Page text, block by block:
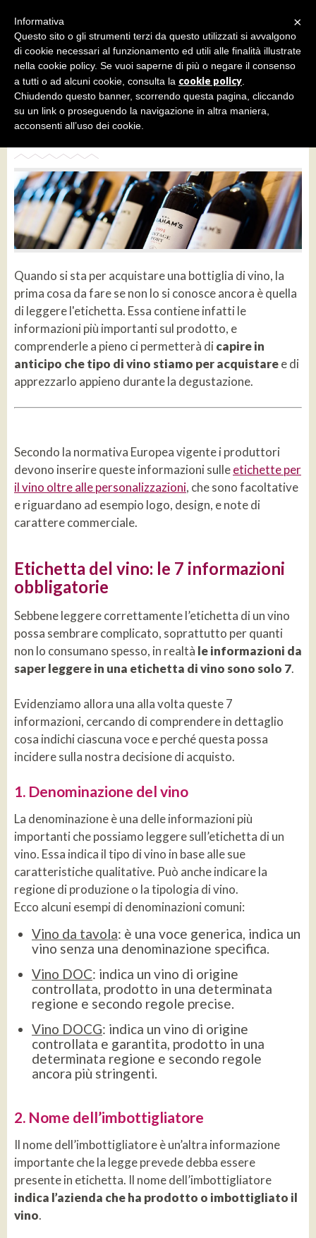
PILLOLE APPROFONDIMENTI
19 Settembre 2023 | aggiornato il:2023-09-19
Come leggere l’etichetta del
vino?
Quando si sta per acquistare una bottiglia di vino, la
prima cosa da fare se non lo si conosce ancora è quella
di leggere l'etichetta. Essa contiene infatti le
informazioni più importanti sul prodotto, e
comprenderle a pieno ci permetterà dicapire in
anticipo che tipo di vino stiamo per acquistaree di
apprezzarlo appieno durante la degustazione.
Secondo la normativa Europea vigente i produttori
devono inserire queste informazioni sulleetichette per
il vino oltre alle personalizzazioni, che sono facoltative
e riguardano ad esempio logo, design, e note di
carattere commerciale.
Etichetta del vino: le 7 informazioni
obbligatorie
Sebbene leggere correttamente l’etichetta di un vino
possa sembrare complicato, soprattutto per quanti
non lo consumano spesso, in realtà le informazioni da
saper leggere in una etichetta di vino sono solo 7.
Evidenziamo allora una alla volta queste 7
informazioni, cercando di comprendere in dettaglio
cosa indichi ciascuna voce e perché questa possa
incidere sulla nostra decisione di acquisto.
1. Denominazione del vino
La denominazione è una delle informazioni più
importanti che possiamo leggere sull’etichetta di un
vino. Essa indica il tipo di vino in base alle sue
caratteristiche qualitative. Può anche indicare la
regione di produzione o la tipologia di vino.
Ecco alcuni esempi di denominazioni comuni:
Vino da tavola: è una voce generica, indica un
vino senza una denominazione specifica.
Vino DOC: indica un vino di origine
controllata, prodotto in una determinata
regione e secondo regole precise.
Vino DOCG: indica un vino di origine
controllata e garantita, prodotto in una
determinata regione e secondo regole
ancora più stringenti.
2. Nome dell’imbottigliatore
Il nome dell’imbottigliatore è un’altra informazione
importante che la legge prevede debba essere
presente in etichetta. Il nome dell’imbottigliatore
indica l’azienda che ha prodotto o imbottigliato il
vino.
×
Informativa
Questo sito o gli strumenti terzi da questo utilizzati si avvalgono
di cookie necessari al funzionamento ed utili alle finalità illustrate
nella cookie policy. Se vuoi saperne di più o negare il consenso
a tutti o ad alcuni cookie, consulta la cookie policy
Chiudendo questo banner, scorrendo questa pagina, cliccando
su un link o proseguendo la navigazione in altra maniera,
acconsenti all’uso dei cookie.